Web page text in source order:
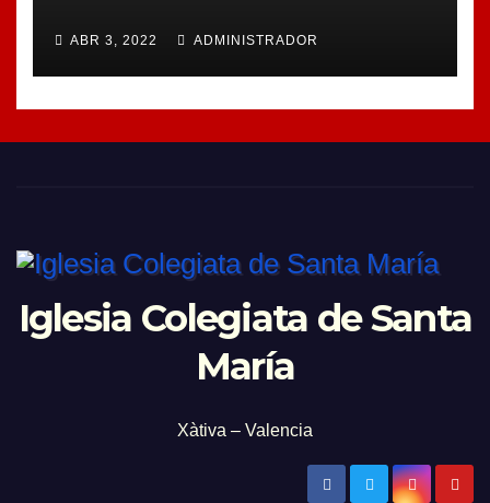
ABR 3, 2022 ADMINISTRADOR
Iglesia Colegiata de Santa
María
Xàtiva – Valencia